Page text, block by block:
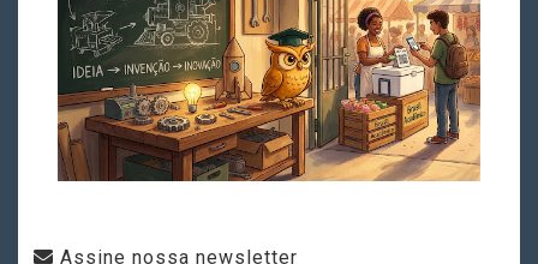
Assine nossa newsletter